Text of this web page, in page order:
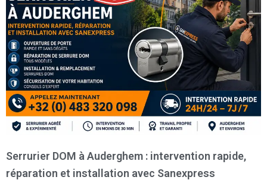
Serrurier DOM à Auderghem : intervention rapide,
réparation et installation avec Sanexpress